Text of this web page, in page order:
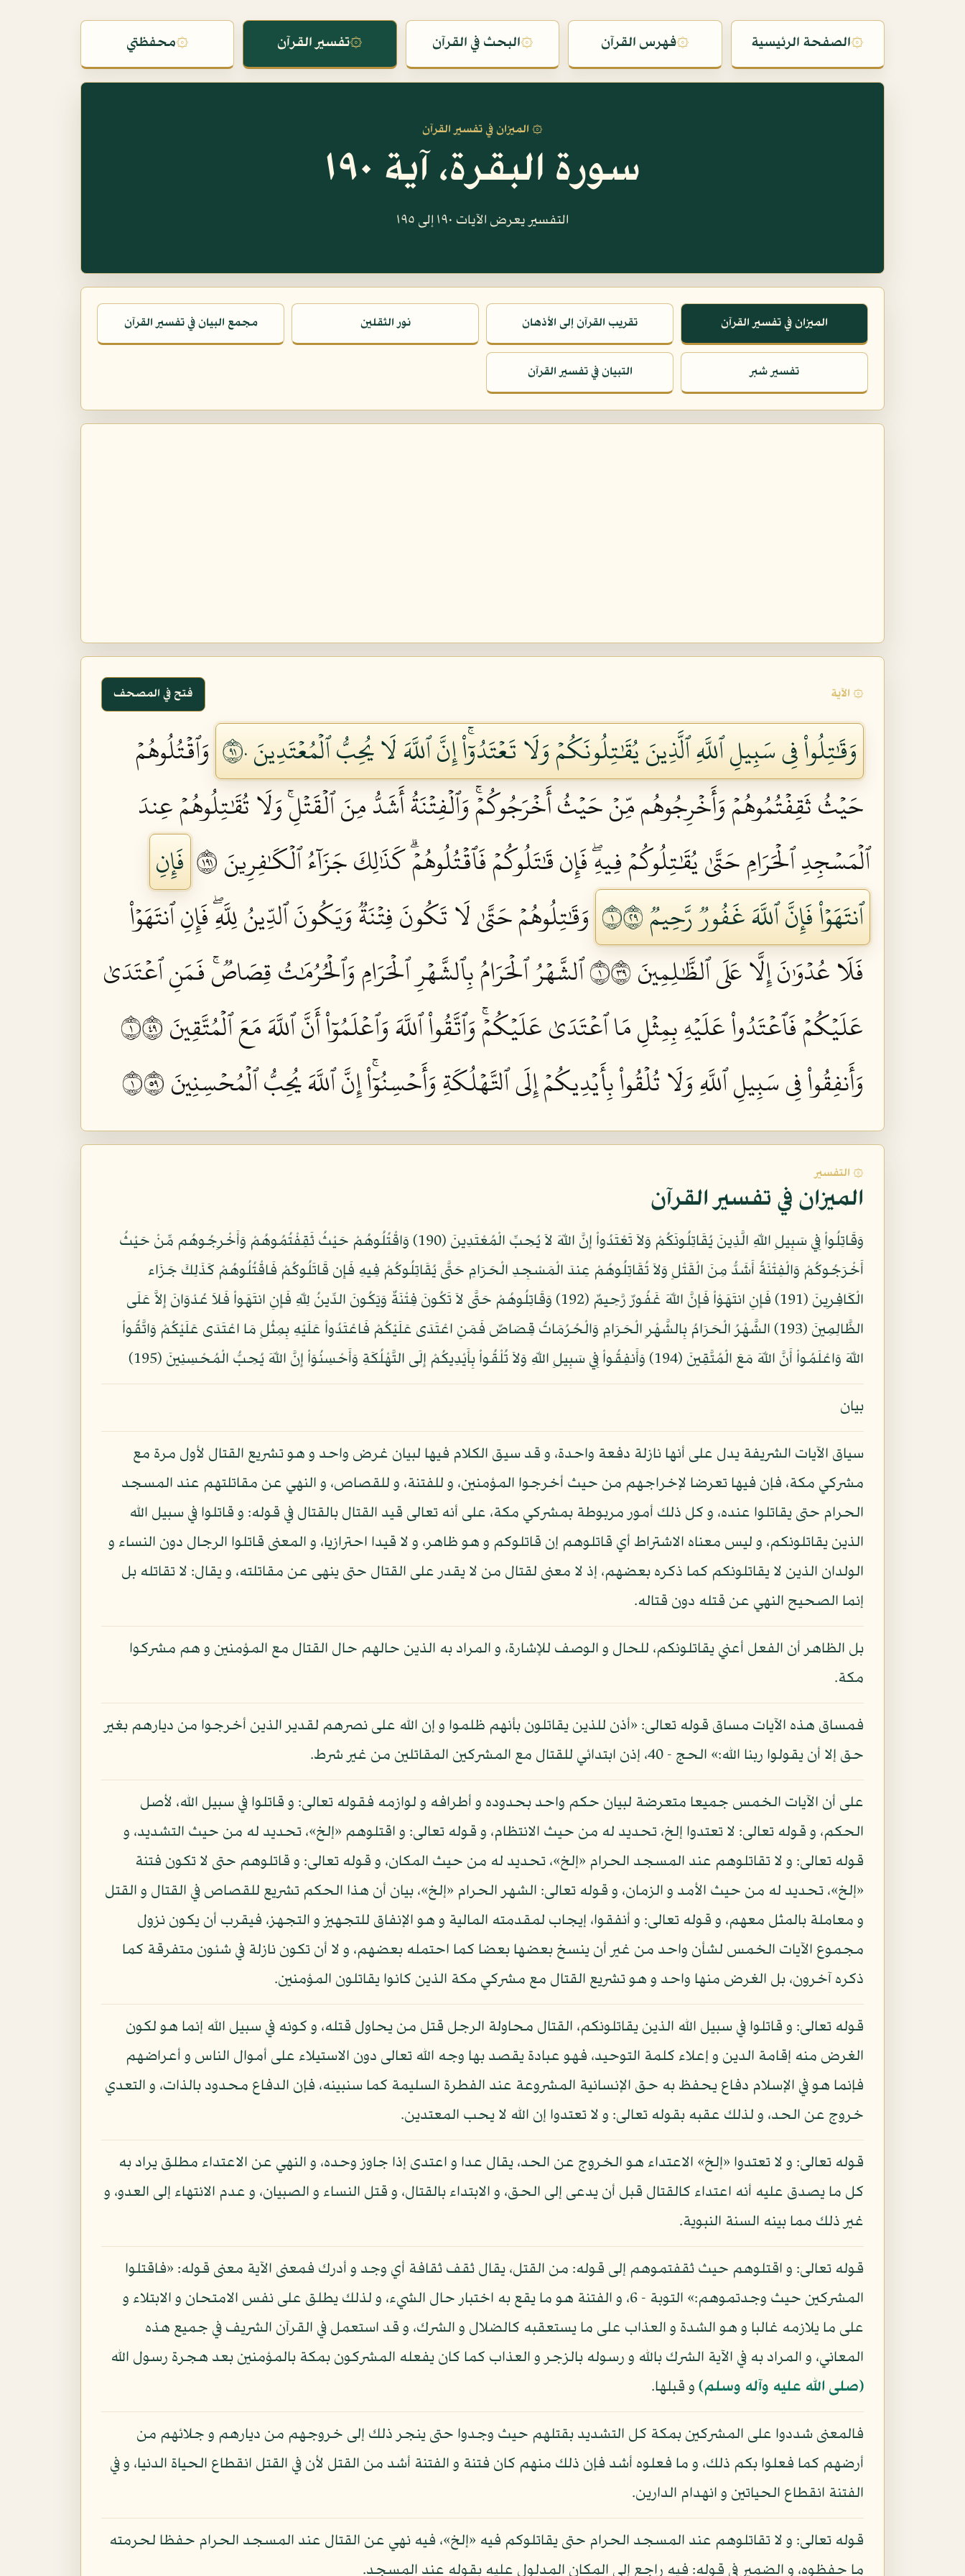
۞الصفحة الرئيسية ۞فهرس القرآن ۞البحث في القرآن ۞تفسير القرآن ۞محفظتي
۞ الميزان في تفسير القرآن
سورة البقرة، آية ١٩٠
التفسير يعرض الآيات ١٩٠ إلى ١٩٥
الميزان في تفسير القرآن تقريب القرآن إلى الأذهان نور الثقلين مجمع البيان في تفسير القرآن
تفسير شبر التبيان في تفسير القرآن
۞ الآية فتح في المصحف
وَقَٰتِلُواْ فِي سَبِيلِ ٱللَّهِ ٱلَّذِينَ يُقَٰتِلُونَكُمۡ وَلَا تَعۡتَدُوٓاْۚ إِنَّ ٱللَّهَ لَا يُحِبُّ ٱلۡمُعۡتَدِينَ ١٩٠
وَٱقۡتُلُوهُمۡ
حَيۡثُ ثَقِفۡتُمُوهُمۡ وَأَخۡرِجُوهُم مِّنۡ حَيۡثُ أَخۡرَجُوكُمۡۚ وَٱلۡفِتۡنَةُ أَشَدُّ مِنَ ٱلۡقَتۡلِۚ وَلَا تُقَٰتِلُوهُمۡ عِندَ
ٱلۡمَسۡجِدِ ٱلۡحَرَامِ حَتَّىٰ يُقَٰتِلُوكُمۡ فِيهِۖ فَإِن قَٰتَلُوكُمۡ فَٱقۡتُلُوهُمۡۗ كَذَٰلِكَ جَزَآءُ ٱلۡكَٰفِرِينَ ١٩١
فَإِنِ
ٱنتَهَوۡاْ فَإِنَّ ٱللَّهَ غَفُورٞ رَّحِيمٞ ١٩٢
وَقَٰتِلُوهُمۡ حَتَّىٰ لَا تَكُونَ فِتۡنَةٞ وَيَكُونَ ٱلدِّينُ لِلَّهِۖ فَإِنِ ٱنتَهَوۡاْ
فَلَا عُدۡوَٰنَ إِلَّا عَلَى ٱلظَّٰلِمِينَ ١٩٣
ٱلشَّهۡرُ ٱلۡحَرَامُ بِٱلشَّهۡرِ ٱلۡحَرَامِ وَٱلۡحُرُمَٰتُ قِصَاصٞۚ فَمَنِ ٱعۡتَدَىٰ
عَلَيۡكُمۡ فَٱعۡتَدُواْ عَلَيۡهِ بِمِثۡلِ مَا ٱعۡتَدَىٰ عَلَيۡكُمۡۚ وَٱتَّقُواْ ٱللَّهَ وَٱعۡلَمُوٓاْ أَنَّ ٱللَّهَ مَعَ ٱلۡمُتَّقِينَ ١٩٤
وَأَنفِقُواْ فِي سَبِيلِ ٱللَّهِ وَلَا تُلۡقُواْ بِأَيۡدِيكُمۡ إِلَى ٱلتَّهۡلُكَةِ وَأَحۡسِنُوٓاْۚ إِنَّ ٱللَّهَ يُحِبُّ ٱلۡمُحۡسِنِينَ ١٩٥
۞ التفسير
الميزان في تفسير القرآن
وَقَاتِلُواْ فِي سَبِيلِ اللّهِ الَّذِينَ يُقَاتِلُونَكُمْ وَلاَ تَعْتَدُواْ إِنَّ اللّهَ لاَ يُحِبِّ الْمُعْتَدِينَ (190) وَاقْتُلُوهُمْ حَيْثُ ثَقِفْتُمُوهُمْ وَأَخْرِجُوهُم مِّنْ حَيْثُ
أَخْرَجُوكُمْ وَالْفِتْنَةُ أَشَدُّ مِنَ الْقَتْلِ وَلاَ تُقَاتِلُوهُمْ عِندَ الْمَسْجِدِ الْحَرَامِ حَتَّى يُقَاتِلُوكُمْ فِيهِ فَإِن قَاتَلُوكُمْ فَاقْتُلُوهُمْ كَذَلِكَ جَزَاء
الْكَافِرِينَ (191) فَإِنِ انتَهَوْاْ فَإِنَّ اللّهَ غَفُورٌ رَّحِيمٌ (192) وَقَاتِلُوهُمْ حَتَّى لاَ تَكُونَ فِتْنَةٌ وَيَكُونَ الدِّينُ لِلّهِ فَإِنِ انتَهَواْ فَلاَ عُدْوَانَ إِلاَّ عَلَى
الظَّالِمِينَ (193) الشَّهْرُ الْحَرَامُ بِالشَّهْرِ الْحَرَامِ وَالْحُرُمَاتُ قِصَاصٌ فَمَنِ اعْتَدَى عَلَيْكُمْ فَاعْتَدُواْ عَلَيْهِ بِمِثْلِ مَا اعْتَدَى عَلَيْكُمْ وَاتَّقُواْ
اللّهَ وَاعْلَمُواْ أَنَّ اللّهَ مَعَ الْمُتَّقِينَ (194) وَأَنفِقُواْ فِي سَبِيلِ اللّهِ وَلاَ تُلْقُواْ بِأَيْدِيكُمْ إِلَى التَّهْلُكَةِ وَأَحْسِنُوَاْ إِنَّ اللّهَ يُحِبُّ الْمُحْسِنِينَ (195)
بيان
سياق الآيات الشريفة يدل على أنها نازلة دفعة واحدة، و قد سيق الكلام فيها لبيان غرض واحد و هو تشريع القتال لأول مرة مع
مشركي مكة، فإن فيها تعرضا لإخراجهم من حيث أخرجوا المؤمنين، و للفتنة، و للقصاص، و النهي عن مقاتلتهم عند المسجد
الحرام حتى يقاتلوا عنده، و كل ذلك أمور مربوطة بمشركي مكة، على أنه تعالى قيد القتال بالقتال في قوله: و قاتلوا في سبيل الله
الذين يقاتلونكم، و ليس معناه الاشتراط أي قاتلوهم إن قاتلوكم و هو ظاهر، و لا قيدا احترازيا، و المعنى قاتلوا الرجال دون النساء و
الولدان الذين لا يقاتلونكم كما ذكره بعضهم، إذ لا معنى لقتال من لا يقدر على القتال حتى ينهى عن مقاتلته، و يقال: لا تقاتله بل
إنما الصحيح النهي عن قتله دون قتاله.
بل الظاهر أن الفعل أعني يقاتلونكم، للحال و الوصف للإشارة، و المراد به الذين حالهم حال القتال مع المؤمنين و هم مشركوا
مكة.
فمساق هذه الآيات مساق قوله تعالى: «أذن للذين يقاتلون بأنهم ظلموا و إن الله على نصرهم لقدير الذين أخرجوا من ديارهم بغير
حق إلا أن يقولوا ربنا الله:» الحج - 40، إذن ابتدائي للقتال مع المشركين المقاتلين من غير شرط.
على أن الآيات الخمس جميعا متعرضة لبيان حكم واحد بحدوده و أطرافه و لوازمه فقوله تعالى: و قاتلوا في سبيل الله، لأصل
الحكم، و قوله تعالى: لا تعتدوا إلخ، تحديد له من حيث الانتظام، و قوله تعالى: و اقتلوهم «إلخ»، تحديد له من حيث التشديد، و
قوله تعالى: و لا تقاتلوهم عند المسجد الحرام «إلخ»، تحديد له من حيث المكان، و قوله تعالى: و قاتلوهم حتى لا تكون فتنة
«إلخ»، تحديد له من حيث الأمد و الزمان، و قوله تعالى: الشهر الحرام «إلخ»، بيان أن هذا الحكم تشريع للقصاص في القتال و القتل
و معاملة بالمثل معهم، و قوله تعالى: و أنفقوا، إيجاب لمقدمته المالية و هو الإنفاق للتجهيز و التجهز، فيقرب أن يكون نزول
مجموع الآيات الخمس لشأن واحد من غير أن ينسخ بعضها بعضا كما احتمله بعضهم، و لا أن تكون نازلة في شئون متفرقة كما
ذكره آخرون، بل الغرض منها واحد و هو تشريع القتال مع مشركي مكة الذين كانوا يقاتلون المؤمنين.
قوله تعالى: و قاتلوا في سبيل الله الذين يقاتلونكم، القتال محاولة الرجل قتل من يحاول قتله، و كونه في سبيل الله إنما هو لكون
الغرض منه إقامة الدين و إعلاء كلمة التوحيد، فهو عبادة يقصد بها وجه الله تعالى دون الاستيلاء على أموال الناس و أعراضهم
فإنما هو في الإسلام دفاع يحفظ به حق الإنسانية المشروعة عند الفطرة السليمة كما سنبينه، فإن الدفاع محدود بالذات، و التعدي
خروج عن الحد، و لذلك عقبه بقوله تعالى: و لا تعتدوا إن الله لا يحب المعتدين.
قوله تعالى: و لا تعتدوا «إلخ» الاعتداء هو الخروج عن الحد، يقال عدا و اعتدى إذا جاوز وحده، و النهي عن الاعتداء مطلق يراد به
كل ما يصدق عليه أنه اعتداء كالقتال قبل أن يدعى إلى الحق، و الابتداء بالقتال، و قتل النساء و الصبيان، و عدم الانتهاء إلى العدو، و
غير ذلك مما بينه السنة النبوية.
قوله تعالى: و اقتلوهم حيث ثقفتموهم إلى قوله: من القتل، يقال ثقف ثقافة أي وجد و أدرك فمعنى الآية معنى قوله: «فاقتلوا
المشركين حيث وجدتموهم:» التوبة - 6، و الفتنة هو ما يقع به اختبار حال الشيء، و لذلك يطلق على نفس الامتحان و الابتلاء و
على ما يلازمه غالبا و هو الشدة و العذاب على ما يستعقبه كالضلال و الشرك، و قد استعمل في القرآن الشريف في جميع هذه
المعاني، و المراد به في الآية الشرك بالله و رسوله بالزجر و العذاب كما كان يفعله المشركون بمكة بالمؤمنين بعد هجرة رسول الله
(صلى الله عليه وآله وسلم) و قبلها.
فالمعنى شددوا على المشركين بمكة كل التشديد بقتلهم حيث وجدوا حتى ينجر ذلك إلى خروجهم من ديارهم و جلائهم من
أرضهم كما فعلوا بكم ذلك، و ما فعلوه أشد فإن ذلك منهم كان فتنة و الفتنة أشد من القتل لأن في القتل انقطاع الحياة الدنيا، و في
الفتنة انقطاع الحياتين و انهدام الدارين.
قوله تعالى: و لا تقاتلوهم عند المسجد الحرام حتى يقاتلوكم فيه «إلخ»، فيه نهي عن القتال عند المسجد الحرام حفظا لحرمته
ما حفظوه، و الضمير في قوله: فيه راجع إلى المكان المدلول عليه بقوله عند المسجد.